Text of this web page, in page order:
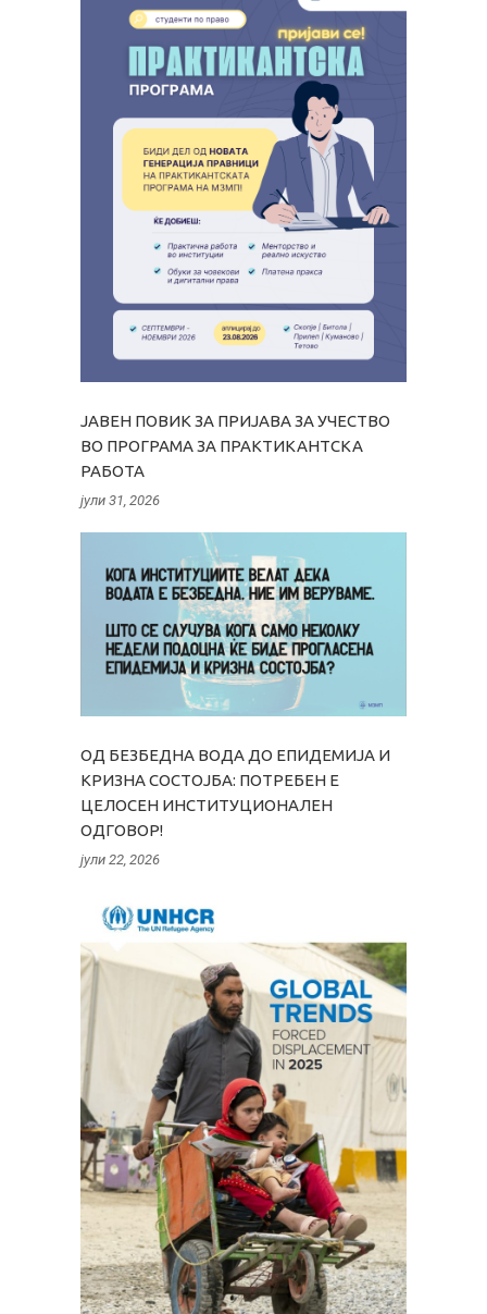
ЈАВЕН ПОВИК ЗА ПРИЈАВА ЗА УЧЕСТВО
ВО ПРОГРАМА ЗА ПРАКТИКАНТСКА
РАБОТА
јули 31, 2026
ОД БЕЗБЕДНА ВОДА ДО ЕПИДЕМИЈА И
КРИЗНА СОСТОЈБА: ПОТРЕБЕН Е
ЦЕЛОСЕН ИНСТИТУЦИОНАЛЕН
ОДГОВОР!
јули 22, 2026